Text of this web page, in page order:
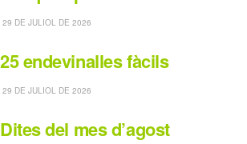
29 DE JULIOL DE 2026
25 endevinalles fàcils
29 DE JULIOL DE 2026
Dites del mes d’agost